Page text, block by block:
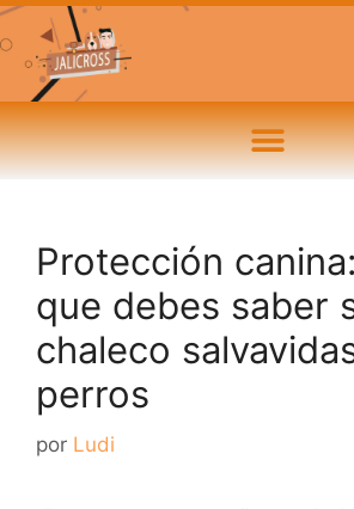
Protección
que debes saber
chaleco
perros
por Ludi